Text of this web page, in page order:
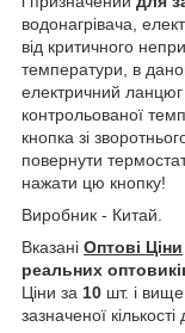
водонагрівача,
від критичного
температури, в
електричний
контрольованої
кнопка зі
повернути
нажати цю кнопку!
Виробник - Китай.
Вказані Оптові Ціни
реальних
Ціни за 10 шт. і
зазначеної